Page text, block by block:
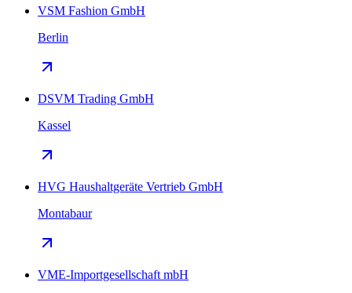
VSM Fashion GmbH
Berlin
DSVM Trading GmbH
Kassel
HVG Haushaltgeräte Vertrieb GmbH
Montabaur
VME-Importgesellschaft mbH